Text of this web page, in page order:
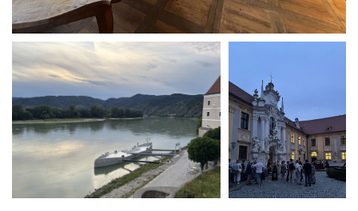
Büro
Juri
Team
Vorträge
Ausstellungen
Publikationen
Auszeichnungen